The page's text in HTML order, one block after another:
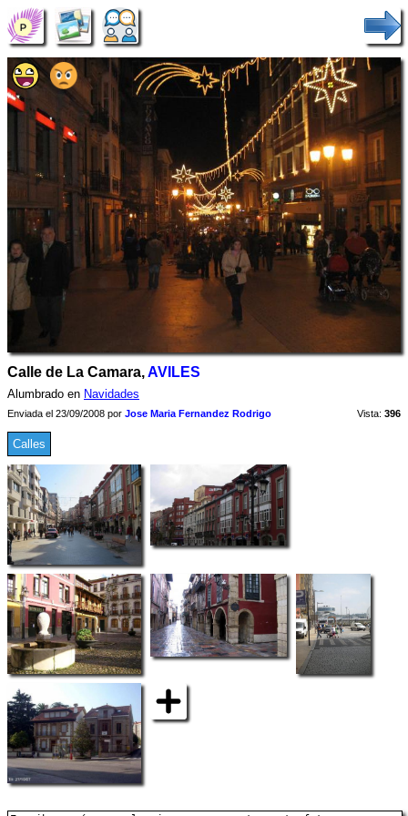
Calle de La Camara,AVILES
Alumbrado en Navidades
Enviada el 23/09/2008 por Jose Maria Fernandez Rodrigo Vista: 396
Calles